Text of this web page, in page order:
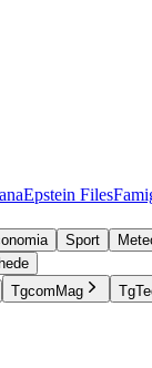
Epstein Files
Sport
TgcomMag